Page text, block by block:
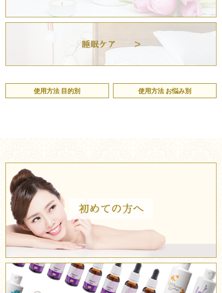
使用方法 目的別 使用方法 お悩み別